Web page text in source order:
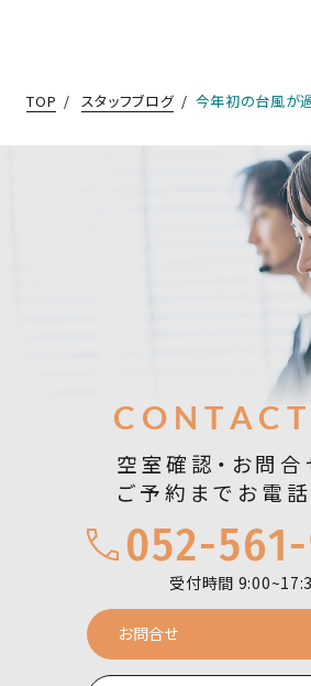
TOP スタッフブログ 今年初の台風が
お問合せ
空室確認・お問合
ご予約までお電
052-
受付時間
お問合せ